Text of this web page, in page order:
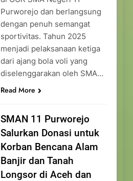
Purworejo dan berlangsung
dengan penuh semangat
sportivitas. Tahun 2025
menjadi pelaksanaan ketiga
dari ajang bola voli yang
diselenggarakan oleh SMA…
Read More
SMAN 11 Purworejo
Salurkan Donasi untuk
Korban Bencana Alam
Banjir dan Tanah
Longsor di Aceh dan